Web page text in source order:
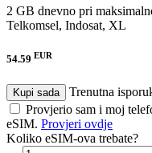
2 GB dnevno pri
Telkomsel, Indosat, XL
54.59 EUR
Kupi sada
Trenutna
Provjerio sam i moj
eSIM. Provjeri ovdje
Koliko eSIM-ova trebate?